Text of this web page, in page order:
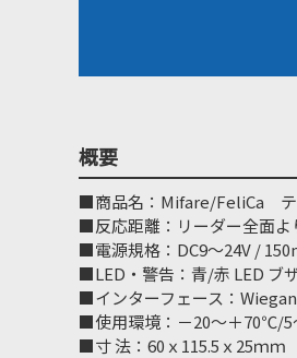
概要
■商品名：Mifare/FeliCa テ
■反応距離：リーダー全面よ
■電源規格：DC9～24V /
■LED・警告：青/赤 LED ブ
■インターフェース：
■使用環境：－20～＋70℃/5
■寸 法：60ｘ115.5ｘ25ｍｍ